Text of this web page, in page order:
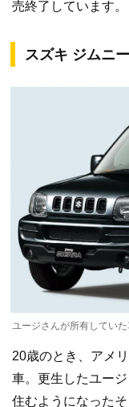
売終了しています。
スズキ ジムニ
ユージさんが所有してい
20歳のとき、アメ
車。更生したユー
住むようになった